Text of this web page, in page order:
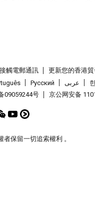
觸電郵通訊 更新您的香港
Pусский عربى
09059244号 京公网安备
保留一切追索權利 。